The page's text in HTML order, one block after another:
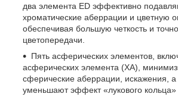
два элемента ED эффективно
хроматические аберрации и цветную
обеспечивая большую четкость и
цветопередачи.
Пять асферических элементов,
асферических элемента (XA),
сферические аберрации, искажения, а
уменьшают эффект «лукового кольца»